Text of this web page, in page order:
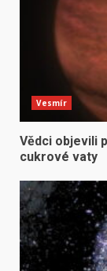
Vesmír
Vědci objevili
cukrové vaty